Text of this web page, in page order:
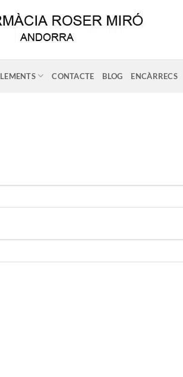
CONTACTE BLOG ENCÀRRECS